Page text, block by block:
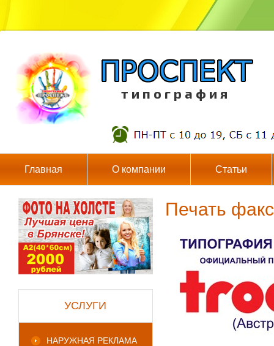
т и п о г р а ф и я
Главная О компании Статьи
УСЛУГИ
НАРУЖНАЯ РЕКЛАМА
Печать